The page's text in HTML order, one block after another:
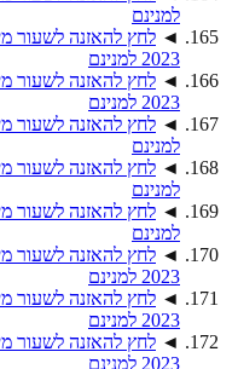
למנינם
◄
2023 למנינם
◄
2023 למנינם
◄
למנינם
◄
למנינם
◄
למנינם
◄
2023 למנינם
◄
2023 למנינם
◄
2023 למנינם